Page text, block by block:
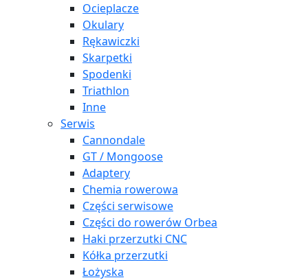
Ocieplacze
Okulary
Rękawiczki
Skarpetki
Spodenki
Triathlon
Inne
Serwis
Cannondale
GT / Mongoose
Adaptery
Chemia rowerowa
Części serwisowe
Części do rowerów Orbea
Haki przerzutki CNC
Kółka przerzutki
Łożyska